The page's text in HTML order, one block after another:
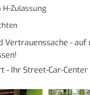
H-Zulassung
Vertrauenssache - auf
- Ihr Street-Car-Center